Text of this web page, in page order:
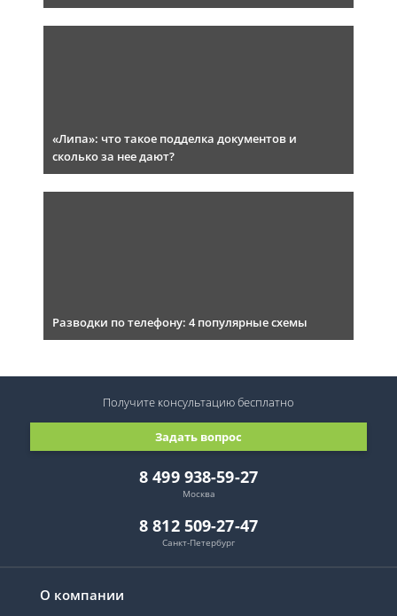
«Липа»: что такое подделка документов и
сколько за нее дают?
Разводки по телефону: 4 популярные схемы
О компании
8 499 938-59-27
Москва
8 812 509-27-47
Санкт-Петербург
Задать вопрос
Получите консультациюбесплатно